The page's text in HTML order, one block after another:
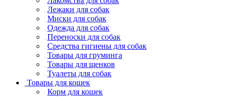
Лежаки для собак
Миски для собак
Одежда для собак
Переноски для собак
Средства гигиены для собак
Товары для груминга
Товары для щенков
Туалеты для собак
Товары для кошек
Корм для кошек